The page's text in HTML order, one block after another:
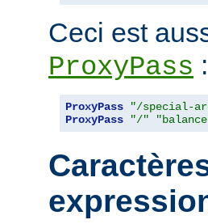
Ceci est
ProxyPass :
ProxyPass "/special-
ProxyPass
"/"